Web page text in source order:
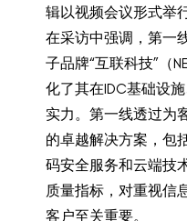
辑以视频会议形式举
在采访中强调，第一
子品牌“互联科技”（
化了其在IDC基础设
实力。第一线透过为
的卓越解决方案，包
码安全服务和云端技
质量指标，对重视信
客户至关重要。